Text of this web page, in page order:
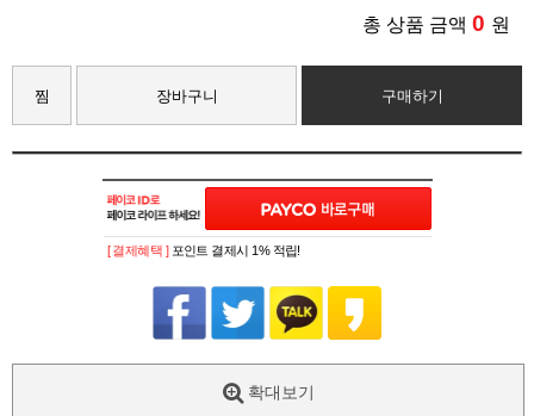
총 상품 금액 0 원
찜 장바구니 구매하기
[ 결제혜택 ] 포인트 결제시 1% 적립!
확대보기